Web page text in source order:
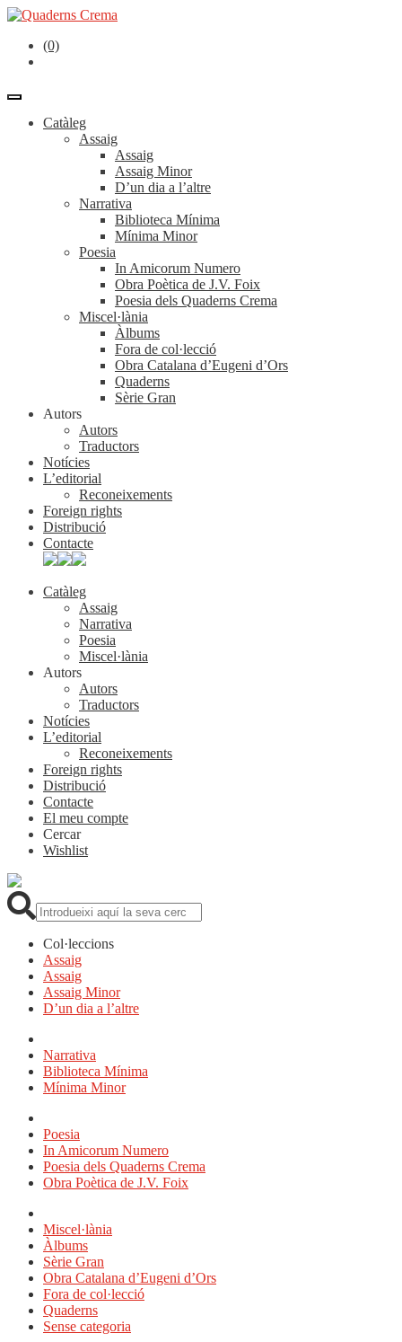
(0)
Catàleg
Assaig
Assaig
Assaig Minor
D’un dia a l’altre
Narrativa
Biblioteca Mínima
Mínima Minor
Poesia
In Amicorum Numero
Obra Poètica de J.V. Foix
Poesia dels Quaderns Crema
Miscel·lània
Àlbums
Fora de col·lecció
Obra Catalana d’Eugeni d’Ors
Quaderns
Sèrie Gran
Autors
Autors
Traductors
Notícies
L’editorial
Reconeixements
Foreign rights
Distribució
Contacte
Catàleg
Assaig
Narrativa
Poesia
Miscel·lània
Autors
Autors
Traductors
Notícies
L’editorial
Reconeixements
Foreign rights
Distribució
Contacte
El meu compte
Cercar
Wishlist
Col·leccions
Assaig
Assaig
Assaig Minor
D’un dia a l’altre
Narrativa
Biblioteca Mínima
Mínima Minor
Poesia
In Amicorum Numero
Poesia dels Quaderns Crema
Obra Poètica de J.V. Foix
Miscel·lània
Àlbums
Sèrie Gran
Obra Catalana d’Eugeni d’Ors
Fora de col·lecció
Quaderns
Sense categoria